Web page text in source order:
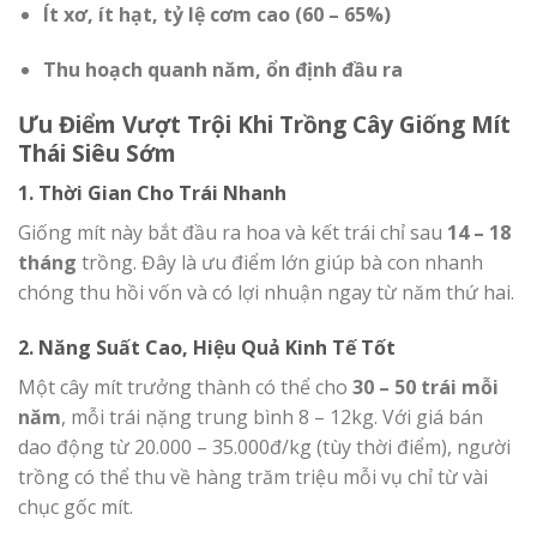
Ít xơ, ít hạt, tỷ lệ cơm cao (60 – 65%)
Thu hoạch quanh năm, ổn định đầu ra
Ưu Điểm Vượt Trội Khi Trồng Cây Giống Mít
Thái Siêu Sớm
1. Thời Gian Cho Trái Nhanh
Giống mít này bắt đầu ra hoa và kết trái chỉ sau 14 – 18
tháng trồng. Đây là ưu điểm lớn giúp bà con nhanh
chóng thu hồi vốn và có lợi nhuận ngay từ năm thứ hai.
2. Năng Suất Cao, Hiệu Quả Kinh Tế Tốt
Một cây mít trưởng thành có thể cho 30 – 50 trái mỗi
năm, mỗi trái nặng trung bình 8 – 12kg. Với giá bán
dao động từ 20.000 – 35.000đ/kg (tùy thời điểm), người
trồng có thể thu về hàng trăm triệu mỗi vụ chỉ từ vài
chục gốc mít.